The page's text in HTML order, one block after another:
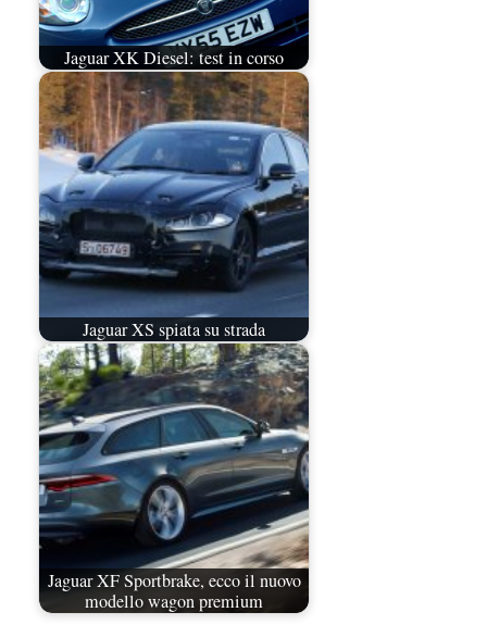
Jaguar XK Diesel: test in corso
Jaguar XS spiata su strada
Jaguar XF Sportbrake, ecco il nuovo
modello wagon premium